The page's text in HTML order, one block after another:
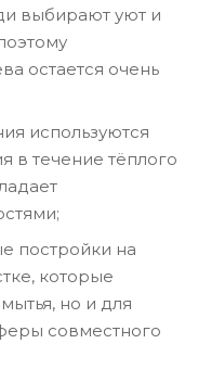
выбирают уют и
остается очень
используются
в течение тёплого
постройки на
которые
но и для
совместного